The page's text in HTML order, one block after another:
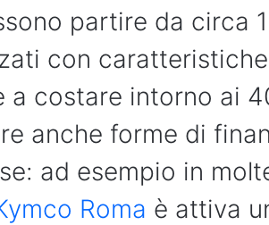
partire da circa
con
a costare intorno ai
anche forme di
ad esempio in
Roma è attiva